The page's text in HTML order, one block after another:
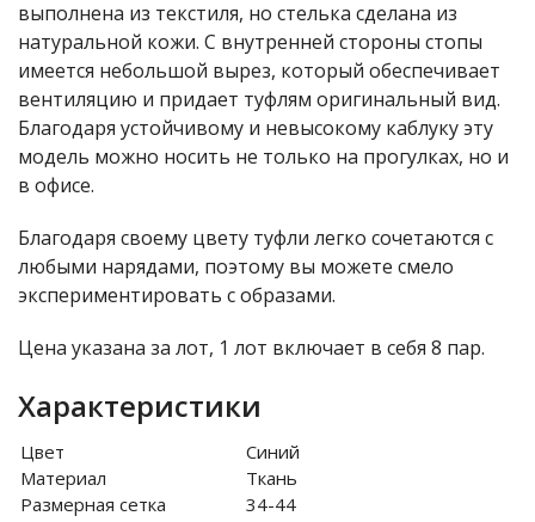
выполнена из текстиля, но стелька сделана из
натуральной кожи. С внутренней стороны стопы
имеется небольшой вырез, который обеспечивает
вентиляцию и придает туфлям оригинальный вид.
Благодаря устойчивому и невысокому каблуку эту
модель можно носить не только на прогулках, но и
в офисе.
Благодаря своему цвету туфли легко сочетаются с
любыми нарядами, поэтому вы можете смело
экспериментировать с образами.
Цена указана за лот, 1 лот включает в себя 8 пар.
Характеристики
Цвет
Синий
Материал
Ткань
Размерная сетка
34-44